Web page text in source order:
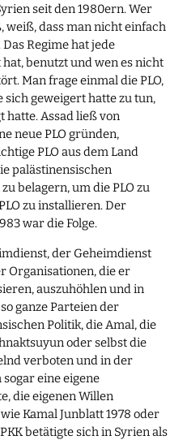
seit den 1980ern. Wer
weiß, dass man nicht einfach
Regime hat jede
benutzt und wen es nicht
Man frage einmal die PLO,
sich geweigert hatte zu tun,
hatte. Assad ließ von
neue PLO gründen,
PLO aus dem Land
palästinensischen
belagern, um die PLO zu
zu installieren. Der
war die Folge.
der Geheimdienst
Organisationen, die er
auszuhöhlen und in
ganze Parteien der
Politik, die Amal, die
oder selbst die
verboten und in der
eine eigene
die eigenen Willen
Kamal Junblatt 1978 oder
betätigte sich in Syrien als